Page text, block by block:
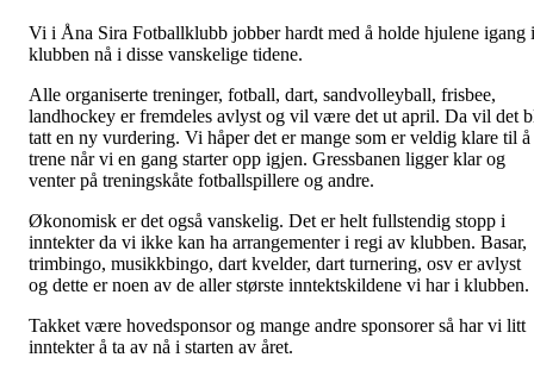
Vi i Åna Sira Fotballklubb jobber hardt med å holde hjulene igang i
klubben nå i disse vanskelige tidene.
Alle organiserte treninger, fotball, dart, sandvolleyball, frisbee,
landhockey er fremdeles avlyst og vil være det ut april. Da vil det
tatt en ny vurdering. Vi håper det er mange som er veldig klare til å
trene når vi en gang starter opp igjen. Gressbanen ligger klar og
venter på treningskåte fotballspillere og andre.
Økonomisk er det også vanskelig. Det er helt fullstendig stopp i
inntekter da vi ikke kan ha arrangementer i regi av klubben. Basar,
trimbingo, musikkbingo, dart kvelder, dart turnering, osv er avlyst
og dette er noen av de aller største inntektskildene vi har i klubben.
Takket være hovedsponsor og mange andre sponsorer så har vi litt
inntekter å ta av nå i starten av året.